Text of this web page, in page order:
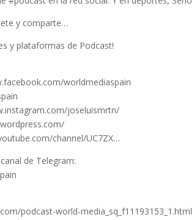
y comparte…
y plataformas de Podcast!
worldmediaspain​
joseluismrtn/​
channel/UC7ZX…​
de Telegram:
podcast-world-media_sq_f11193153_1.html